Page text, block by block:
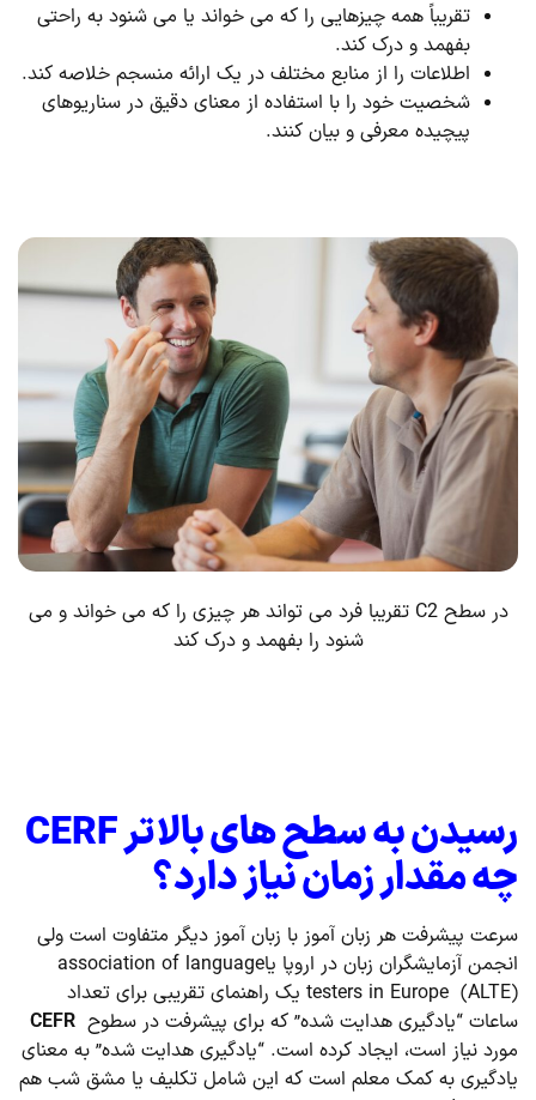
تقریباً همه چیزهایی را که می خواند یا می شنود به راحتی
بفهمد و درک کند.
اطلاعات را از منابع مختلف در یک ارائه منسجم خلاصه کند.
شخصیت خود را با استفاده از معنای دقیق در سناریوهای
پیچیده معرفی و بیان کنند.
در سطح C2 تقریبا فرد می تواند هر چیزی را که می خواند و می
شنود را بفهمد و درک کند
رسیدن به سطح های بالاترCERF
چه مقدار زمان نیاز دارد؟
سرعت پیشرفت هر زبان آموز با زبان آموز دیگر متفاوت است ولی
انجمن آزمایشگران زبان در اروپا یاassociation of language
testers in Europe (ALTE) یک راهنمای تقریبی برای تعداد
ساعات “یادگیری هدایت شده” که برای پیشرفت در سطوح CEFR
مورد نیاز است، ایجاد کرده است. “یادگیری هدایت شده” به معنای
یادگیری به کمک معلم است که این شامل تکلیف یا مشق شب هم